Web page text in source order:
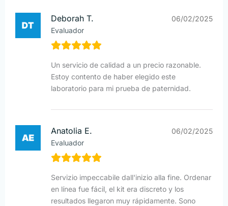
Deborah T.
Evaluador
06/02/2025
Un servicio de calidad a un precio razonable.
Estoy contento de haber elegido este
laboratorio para mi prueba de paternidad.
Anatolia E.
Evaluador
06/02/2025
Servizio impeccabile dall'inizio alla fine. Ordenar
en línea fue fácil, el kit era discreto y los
resultados llegaron muy rápidamente. Sono